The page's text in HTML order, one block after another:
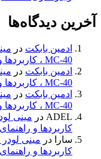
آخرین دیدگاه‌ها
ادمین بابکت در
MC-40 ، کاربردها و راهنمای خرید
ادمین بابکت در
MC-40 ، کاربردها و راهنمای خرید
ادمین بابکت در
MC-40 ، کاربردها و راهنمای خرید
ADEL در
کاربردها و
سارا
در
کاربردها و